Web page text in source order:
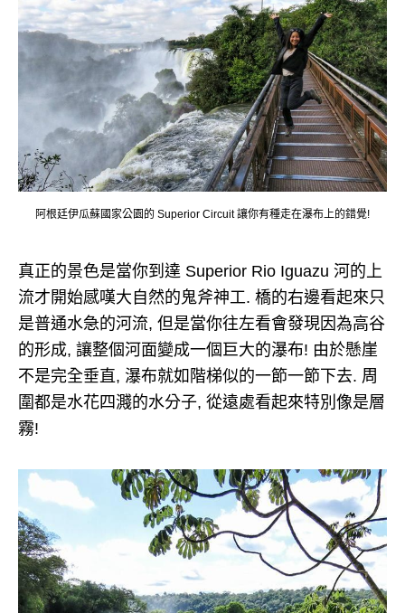
阿根廷伊瓜蘇國家公園的 Superior Circuit 讓你有種走在瀑布上的錯覺!
真正的景色是當你到達 Superior Rio Iguazu 河的上
流才開始感嘆大自然的鬼斧神工. 橋的右邊看起來只
是普通水急的河流, 但是當你往左看會發現因為高谷
的形成, 讓整個河面變成一個巨大的瀑布! 由於懸崖
不是完全垂直, 瀑布就如階梯似的一節一節下去. 周
圍都是水花四濺的水分子, 從遠處看起來特別像是層
霧!